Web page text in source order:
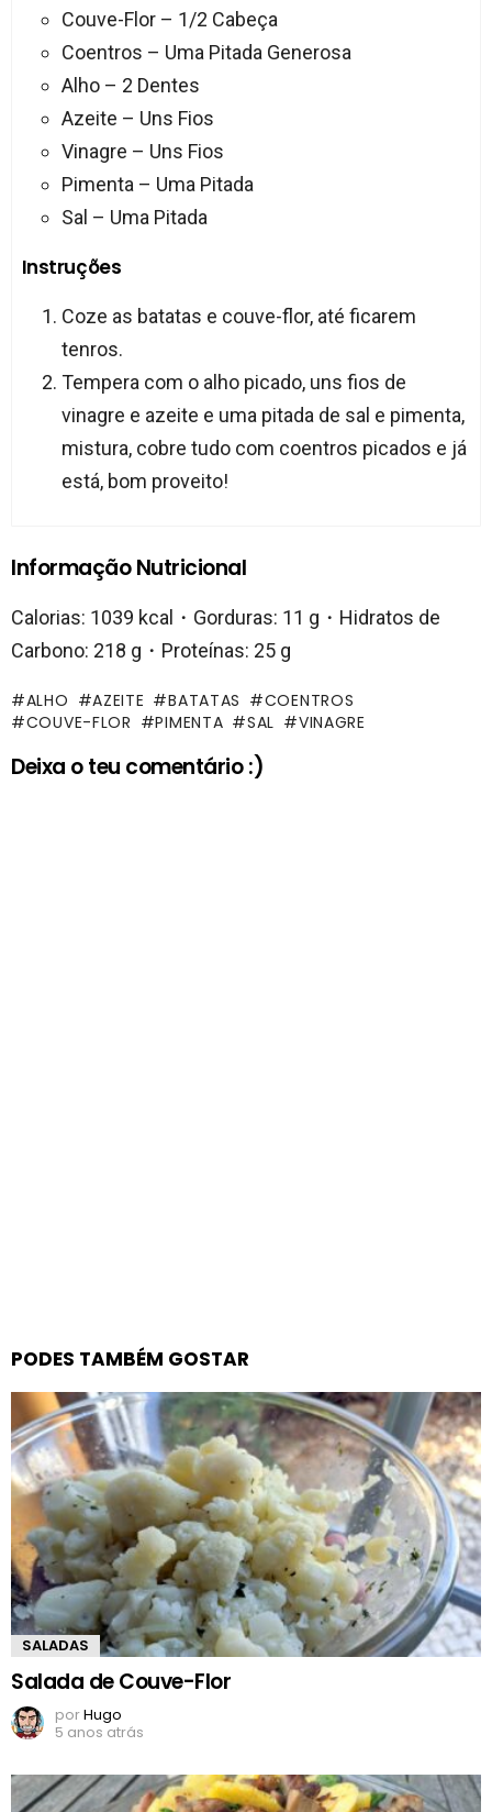
Couve-Flor – 1/2 Cabeça
Coentros – Uma Pitada Generosa
Alho – 2 Dentes
Azeite – Uns Fios
Vinagre – Uns Fios
Pimenta – Uma Pitada
Sal – Uma Pitada
Instruções
Coze as batatas e couve-flor, até ficarem
tenros.
Tempera com o alho picado, uns fios de
vinagre e azeite e uma pitada de sal e pimenta,
mistura, cobre tudo com coentros picados e já
está, bom proveito!
Informação Nutricional
Calorias: 1039 kcal・Gorduras: 11 g・Hidratos de
Carbono: 218 g・Proteínas: 25 g
ALHO AZEITE BATATAS
COENTROS
COUVE-FLOR
PIMENTA SAL VINAGRE
Deixa o teu comentário :)
PODES TAMBÉM GOSTAR
SALADAS
Salada de Couve-Flor
porHugo
5 anos atrás